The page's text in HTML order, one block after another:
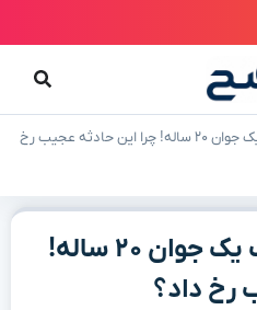
ماکارونی، عامل مرگ یک جوان ۲۰ ساله! چرا این حادثه عجیب رخ
ماکارونی، عامل مرگ یک جوان ۲۰ ساله!
رخ داد؟